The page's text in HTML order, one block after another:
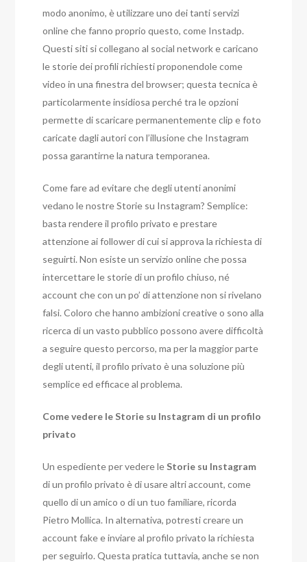
modo anonimo, è utilizzare uno dei tanti servizi
online che fanno proprio questo, come Instadp.
Questi siti si collegano al social network e caricano
le storie dei profili richiesti proponendole come
video in una finestra del browser; questa tecnica è
particolarmente insidiosa perché tra le opzioni
permette di scaricare permanentemente clip e foto
caricate dagli autori con l’illusione che Instagram
possa garantirne la natura temporanea.
Come fare ad evitare che degli utenti anonimi
vedano le nostre Storie su Instagram? Semplice:
basta rendere il profilo privato e prestare
attenzione ai follower di cui si approva la richiesta di
seguirti. Non esiste un servizio online che possa
intercettare le storie di un profilo chiuso, né
account che con un po’ di attenzione non si rivelano
falsi. Coloro che hanno ambizioni creative o sono alla
ricerca di un vasto pubblico possono avere difficoltà
a seguire questo percorso, ma per la maggior parte
degli utenti, il profilo privato è una soluzione più
semplice ed efficace al problema.
Come vedere le Storie su Instagram di un profilo
privato
Un espediente per vedere le Storie su Instagram
di un profilo privato è di usare altri account, come
quello di un amico o di un tuo familiare, ricorda
Pietro Mollica. In alternativa, potresti creare un
account fake e inviare al profilo privato la richiesta
per seguirlo. Questa pratica tuttavia, anche se non